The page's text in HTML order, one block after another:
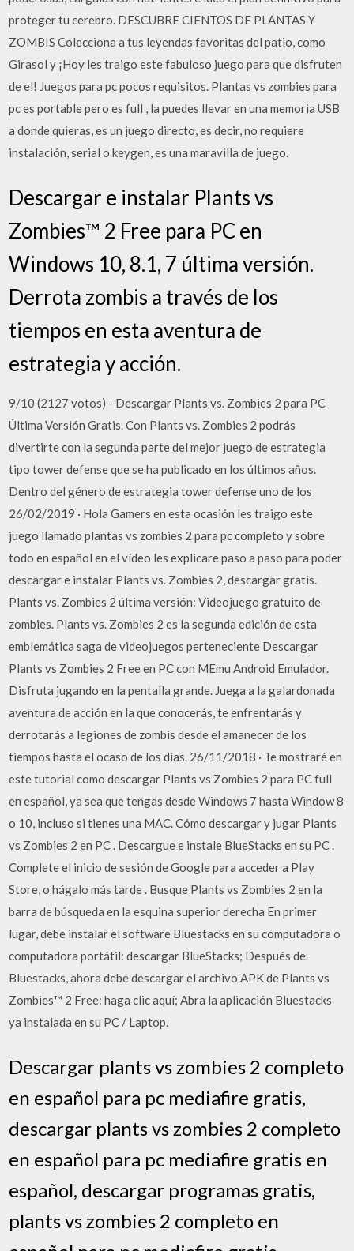
proteger tu cerebro. DESCUBRE CIENTOS DE PLANTAS Y
ZOMBIS Colecciona a tus leyendas favoritas del patio, como
Girasol y ¡Hoy les traigo este fabuloso juego para que disfruten
de el! Juegos para pc pocos requisitos. Plantas vs zombies para
pc es portable pero es full , la puedes llevar en una memoria USB
a donde quieras, es un juego directo, es decir, no requiere
instalación, serial o keygen, es una maravilla de juego.
Descargar e instalar Plants vs
Zombies™ 2 Free para PC en
Windows 10, 8.1, 7 última versión.
Derrota zombis a través de los
tiempos en esta aventura de
estrategia y acción.
9/10 (2127 votos) - Descargar Plants vs. Zombies 2 para PC
Última Versión Gratis. Con Plants vs. Zombies 2 podrás
divertirte con la segunda parte del mejor juego de estrategia
tipo tower defense que se ha publicado en los últimos años.
Dentro del género de estrategia tower defense uno de los
26/02/2019 · Hola Gamers en esta ocasión les traigo este
juego llamado plantas vs zombies 2 para pc completo y sobre
todo en español en el vídeo les explicare paso a paso para poder
descargar e instalar Plants vs. Zombies 2, descargar gratis.
Plants vs. Zombies 2 última versión: Videojuego gratuito de
zombies. Plants vs. Zombies 2 es la segunda edición de esta
emblemática saga de videojuegos perteneciente Descargar
Plants vs Zombies 2 Free en PC con MEmu Android Emulador.
Disfruta jugando en la pentalla grande. Juega a la galardonada
aventura de acción en la que conocerás, te enfrentarás y
derrotarás a legiones de zombis desde el amanecer de los
tiempos hasta el ocaso de los días. 26/11/2018 · Te mostraré en
este tutorial como descargar Plants vs Zombies 2 para PC full
en español, ya sea que tengas desde Windows 7 hasta Window 8
o 10, incluso si tienes una MAC. Cómo descargar y jugar Plants
vs Zombies 2 en PC . Descargue e instale BlueStacks en su PC .
Complete el inicio de sesión de Google para acceder a Play
Store, o hágalo más tarde . Busque Plants vs Zombies 2 en la
barra de búsqueda en la esquina superior derecha En primer
lugar, debe instalar el software Bluestacks en su computadora o
computadora portátil: descargar BlueStacks; Después de
Bluestacks, ahora debe descargar el archivo APK de Plants vs
Zombies™ 2 Free: haga clic aquí; Abra la aplicación Bluestacks
ya instalada en su PC / Laptop.
Descargar plants vs zombies 2 completo
en español para pc mediafire gratis,
descargar plants vs zombies 2 completo
en español para pc mediafire gratis en
español, descargar programas gratis,
plants vs zombies 2 completo en